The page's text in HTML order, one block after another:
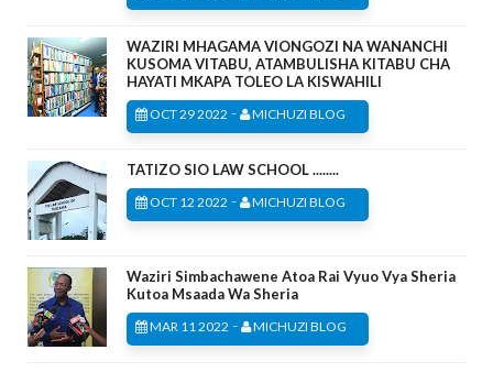
WAZIRI MHAGAMA VIONGOZI NA WANANCHI
KUSOMA VITABU, ATAMBULISHA KITABU CHA
HAYATI MKAPA TOLEO LA KISWAHILI
OCT 29 2022 - MICHUZI BLOG
TATIZO SIO LAW SCHOOL ........
OCT 12 2022 - MICHUZI BLOG
Waziri Simbachawene Atoa Rai Vyuo Vya Sheria
Kutoa Msaada Wa Sheria
MAR 11 2022 - MICHUZI BLOG